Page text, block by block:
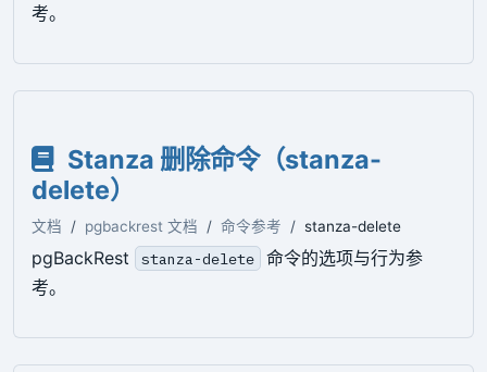
考。
Stanza 删除命令（stanza-
delete）
文档 pgbackrest 文档 命令参考 stanza-delete
pgBackRest stanza-delete
命令的选项与行为参
考。